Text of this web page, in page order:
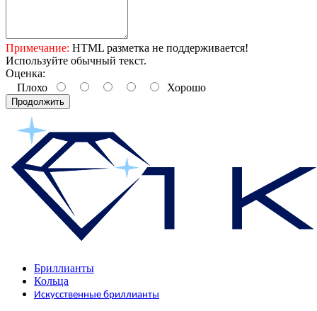
Примечание: HTML разметка не поддерживается!
Используйте обычный текст.
Оценка:
Плохо
Хорошо
Продолжить
Бриллианты
Кольца
Искусственные бриллианты